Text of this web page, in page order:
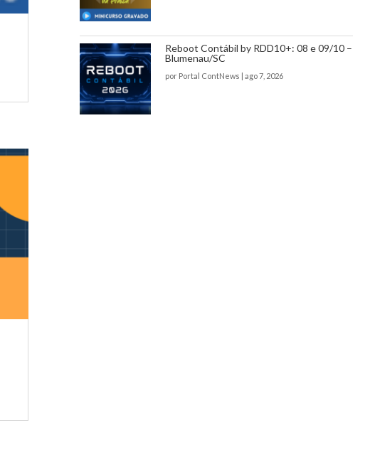
Reboot Contábil by RDD10+: 08 e 09/10 –
Blumenau/SC
por Portal ContNews | ago 7, 2026